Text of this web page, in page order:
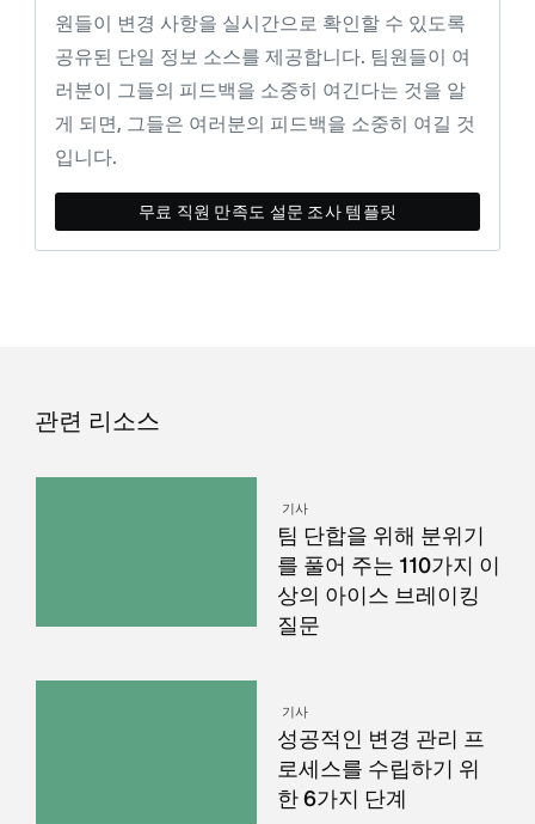
원들이 변경 사항을 실시간으로 확인할 수 있도록
공유된 단일 정보 소스를 제공합니다. 팀원들이 여
러분이 그들의 피드백을 소중히 여긴다는 것을 알
게 되면, 그들은 여러분의 피드백을 소중히 여길 것
입니다.
무료 직원 만족도 설문 조사 템플릿
관련 리소스
기사
팀 단합을 위해 분위기
를 풀어 주는 110가지 이
상의 아이스 브레이킹
질문
기사
성공적인 변경 관리 프
로세스를 수립하기 위
한 6가지 단계